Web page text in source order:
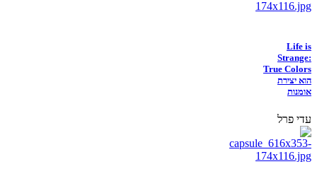
Life is
Strange:
True Colors
הוא יצירת
אומנות
עדי פרל